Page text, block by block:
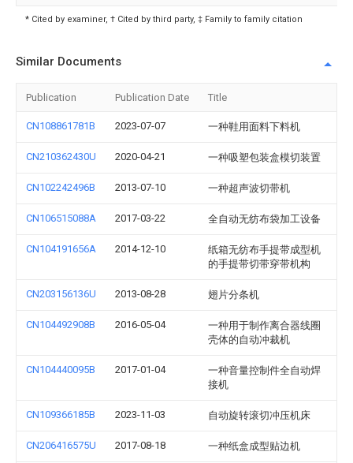
* Cited by examiner, † Cited by third party, ‡ Family to family citation
Similar Documents
Publication Publication Date Title
CN108861781B 2023-07-07 一种鞋用面料下料机
CN210362430U 2020-04-21 一种吸塑包装盒模切装置
CN102242496B 2013-07-10 一种超声波切带机
CN106515088A 2017-03-22 全自动无纺布袋加工设备
CN104191656A 2014-12-10
纸箱无纺布手提带成型机
的手提带切带穿带机构
CN203156136U 2013-08-28 翅片分条机
CN104492908B 2016-05-04
一种用于制作离合器线圈
壳体的自动冲裁机
CN104440095B 2017-01-04
一种音量控制件全自动焊
接机
CN109366185B 2023-11-03 自动旋转滚切冲压机床
CN206416575U 2017-08-18 一种纸盒成型贴边机